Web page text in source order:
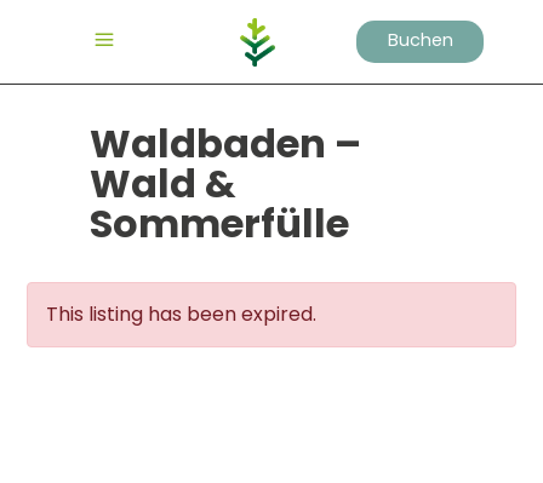
Buchen
Waldbaden –
Wald &
Sommerfülle
This listing has been expired.